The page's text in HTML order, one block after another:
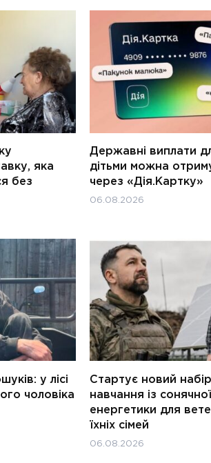
яка
без
Державні виплати
дітьми можна
через «Дія.Картку»
06.08.2026
у лісі
чоловіка
Стартує новий
навчання із сонячної
енергетики для
їхніх сімей
06.08.2026